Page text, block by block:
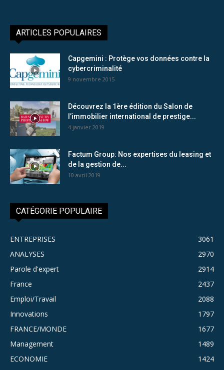
ARTICLES POPULAIRES
Capgemini : Protège vos données contre la
cybercriminalité
9 novembre 2015
Découvrez la 1ère édition du Salon de
l’immobilier international de prestige...
4 janvier 2019
Factum Group: Nos expertises du leasing et
de la gestion de...
10 avril 2019
CATÉGORIE POPULAIRE
ENTREPRISES
3061
ANALYSES
2970
Parole d'expert
2914
France
2437
Emploi/Travail
2088
Innovations
1797
FRANCE/MONDE
1677
Management
1489
ECONOMIE
1424